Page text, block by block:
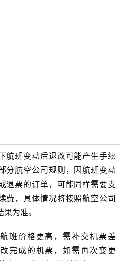
航班变动后退改可能产生手续
分航空公司规则，因航班变动
退票的订单，可能同样需要支
费，具体情况将按照航空公司
为准。
班价格更高，需补交机票差
完成的机票，如需再次变更